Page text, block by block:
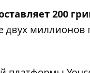
200
двух миллионов